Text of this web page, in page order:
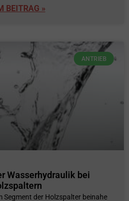
BEITRAG »
ANTRIEB
Wasserhydraulik bei
Segment der Holzspalter beinahe